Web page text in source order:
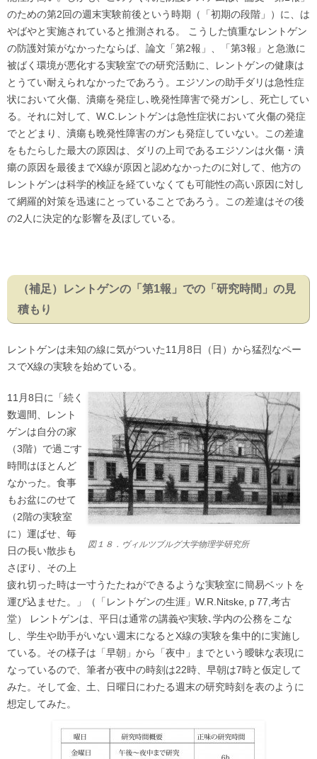
のための第2回の週末実験前後という時期（「初期の段階」）に、は
やばやと実施されていると推測される。 こうした慎重なレントゲン
の防護対策がなかったならば、論文「第2報」、「第3報」と急激に
被ばく環境が悪化する実験室での研究活動に、レントゲンの健康は
とうてい耐えられなかったであろう。エジソンの助手ダリは急性症
状において火傷、潰瘍を発症し､晩発性障害で発ガンし、死亡してい
る。それに対して、W.C.レントゲンは急性症状において火傷の発症
でとどまり、潰瘍も晩発性障害のガンも発症していない。この差違
をもたらした最大の原因は、ダリの上司であるエジソンは火傷・潰
瘍の原因を最後までX線が原因と認めなかったのに対して、他方の
レントゲンは科学的検証を経ていなくても可能性の高い原因に対し
て網羅的対策を迅速にとっていることであろう。この差違はその後
の2人に決定的な影響を及ぼしている。
（補足）レントゲンの「第1報」での「研究時間」の見
積もり
レントゲンは未知の線に気がついた11月8日（日）から猛烈なペー
スでX線の実験を始めている。
図１８．ヴィルツブルグ大学物理学研究所
11月8日に「続く
数週間、レント
ゲンは自分の家
（3階）で過ごす
時間はほとんど
なかった。食事
もお盆にのせて
（2階の実験室
に）運ばせ、毎
日の長い散歩も
さぼり、その上
疲れ切った時は一寸うたたねができるような実験室に簡易ベットを
運び込ませた。」（「レントゲンの生涯」W.R.Nitske,ｐ77,考古
堂） レントゲンは、平日は通常の講義や実験､学内の公務をこな
し、学生や助手がいない週末になるとX線の実験を集中的に実施し
ている。その様子は「早朝」から「夜中」までという曖昧な表現に
なっているので、筆者が夜中の時刻は22時、早朝は7時と仮定して
みた。そして金、土、日曜日にわたる週末の研究時刻を表のように
想定してみた。